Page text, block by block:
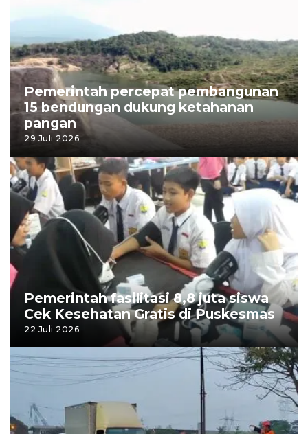
Pemerintah percepat pembangunan
15 bendungan dukung ketahanan
pangan
29 Juli 2026
Pemerintah fasilitasi 8,8 juta siswa
Cek Kesehatan Gratis di Puskesmas
22 Juli 2026